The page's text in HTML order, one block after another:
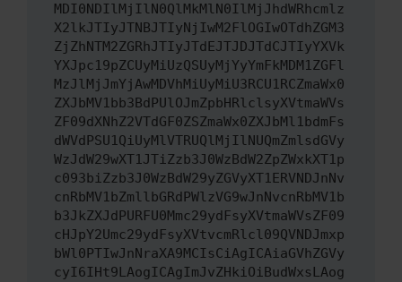
MDI0NDIlMjIlN0QlMkMlN0IlMjJhdWRhcmlz
X2lkJTIyJTNBJTIyNjIwM2FlOGIwOTdhZGM3
ZjZhNTM2ZGRhJTIyJTdEJTJDJTdCJTIyYXVk
YXJpc19pZCUyMiUzQSUyMjYyYmFkMDM1ZGFl
MzJlMjJmYjAwMDVhMiUyMiU3RCU1RCZmaWx0
ZXJbMV1bb3BdPUlOJmZpbHRlclsyXVtmaWVs
ZF09dXNhZ2VTdGF0ZSZmaWx0ZXJbMl1bdmFs
dWVdPSU1QiUyMlVTRUQlMjIlNUQmZmlsdGVy
WzJdW29wXT1JTiZzb3J0WzBdW2ZpZWxkXT1p
c093biZzb3J0WzBdW29yZGVyXT1ERVNDJnNv
cnRbMV1bZmllbGRdPWlzVG9wJnNvcnRbMV1b
b3JkZXJdPURFU0Mmc29ydFsyXVtmaWVsZF09
cHJpY2Umc29ydFsyXVtvcmRlcl09QVNDJmxp
bWl0PTIwJnNraXA9MCIsCiAgICAiaGVhZGVy
cyI6IHt9LAogICAgImJvZHkiOiBudWxsLAog